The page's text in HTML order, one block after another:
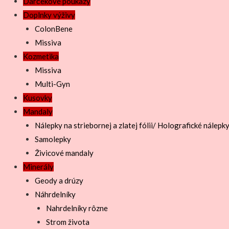
Doplnky výživy
ColonBene
Missiva
Kozmetika
Missiva
Multi-Gyn
Kusovky
Mandaly
Nálepky na striebornej a zlatej fólii/ Holografické nálepky
Samolepky
Živicové mandaly
Minerály
Geody a drúzy
Náhrdelníky
Nahrdelníky rôzne
Strom života